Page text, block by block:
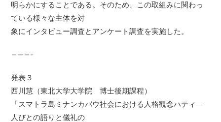
明らかにすることである。そのため、この取組みに関わっ
ている様々な主体を対
象にインタビュー調査とアンケート調査を実施した。
———-
発表３
西川慧（東北大学大学院 博士後期課程）
「スマトラ島ミナンカバウ社会における人格観念ハティ―
人びとの語りと儀礼の